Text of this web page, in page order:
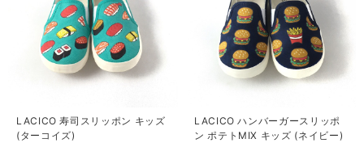
LACICO 寿司スリッポン キッズ
(ターコイズ)
LACICO ハンバーガースリッポ
ン ポテトMIX キッズ (ネイビー)